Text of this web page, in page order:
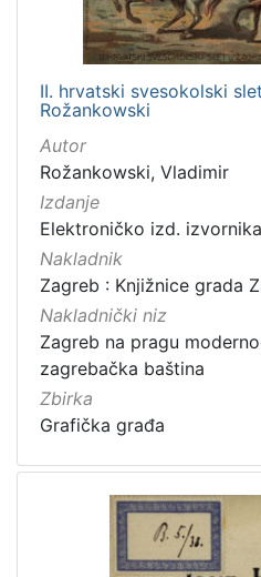
II. hrvatski svesokolski
Rožankowski
Autor
Rožankowski, Vladimir
Izdanje
Elektroničko izd.
Nakladnik
Zagreb : Knjižnice grada
Nakladnički niz
Zagreb na pragu
zagrebačka baština
Zbirka
Grafička građa